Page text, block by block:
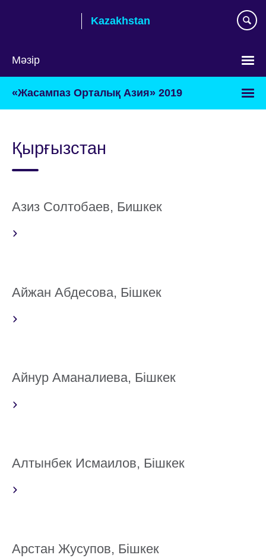
Kazakhstan
Мәзір
таңдаңыз
«Жасампаз Орталық Азия» 2019
Қырғызстан
Азиз Солтобаев, Бишкек
Айжан Абдесова, Бішкек
Айнур Аманалиева, Бішкек
Алтынбек Исмаилов, Бішкек
Арстан Жусупов, Бішкек